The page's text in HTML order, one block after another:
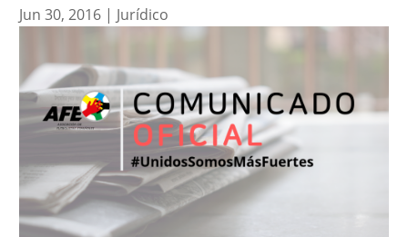
Jun 30, 2016| Jurídico